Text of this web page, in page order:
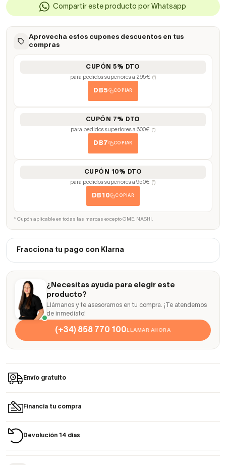
Compartir este producto por Whatsapp
Aprovecha estos cupones descuentos en tus
compras
CUPÓN 5% DTO
para pedidos superiores a 295€ (*)
DB5 COPIAR
CUPÓN 7% DTO
para pedidos superiores a 600€ (*)
DB7 COPIAR
CUPÓN 10% DTO
para pedidos superiores a 950€ (*)
DB10 COPIAR
* Cupón aplicable en todas las marcas excepto GME, NASHI.
Fracciona tu pago con Klarna
¿Necesitas ayuda para elegir este
producto?
Llámanos y te asesoramos en tu compra. ¡Te atendemos
de inmediato!
(+34) 858 770 100LLAMAR AHORA
Envío gratuito
Financia tu compra
Devolución 14 días